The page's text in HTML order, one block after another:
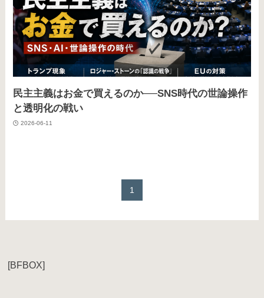
民主主義はお金で買えるのか──SNS時代の世論操作
と透明化の戦い
2026-06-11
1
[BFBOX]